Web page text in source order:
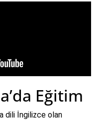
Eğitim
dili İngilizce olan